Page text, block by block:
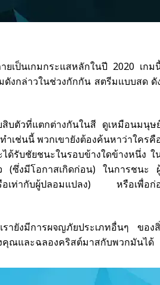
เป็นเกมกระแสหลักในปี 2020 เกม
ดังกล่าวในช่วงกักกัน สตรีมแบบสด ดั
บตัวที่แตกต่างกันในสี ดูเหมือนมนุษ
เช่นนี้ พวกเขายังต้องค้นหาว่าใครคื
ด้รับชัยชนะในรอบข้างใดข้างหนึ่ง ใ
(ซึ่งมีโอกาสเกิดก่อน) ในการชนะ
อเท่ากับผู้ปลอมแปลง) หรือเพื่อก่
เรายังมีการผจญภัยประเภทอื่นๆ
คุณและฉลองคริสต์มาสกับพวกมันได้